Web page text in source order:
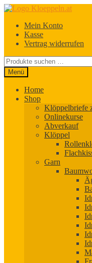
Zur
springen
Zum
springenMein Konto
Kasse
Vertrag widerrufen
Suchen
nach:
Menü
Home
Shop
Klöppelbriefe
Onlinekurse
Abverkauf
Klöppel
Garn